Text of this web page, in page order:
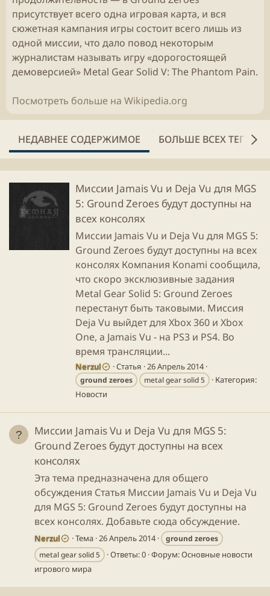
присутствует всего одна игровая карта, и вся
сюжетная кампания игры состоит всего лишь из
одной миссии, что дало повод некоторым
журналистам называть игру «дорогостоящей
демоверсией» Metal Gear Solid V: The Phantom Pain.
Посмотреть больше на Wikipedia.org
НЕДАВНЕЕ СОДЕРЖИМОЕ БОЛЬШЕ ВСЕХ ТЕГОВ
Миссии Jamais Vu и Deja Vu для MGS
5: Ground Zeroes будут доступны на
всех консолях
Миссии Jamais Vu и Deja Vu для MGS 5:
Ground Zeroes будут доступны на всех
консолях Компания Konami сообщила,
что скоро эксклюзивные задания
Metal Gear Solid 5: Ground Zeroes
перестанут быть таковыми. Миссия
Deja Vu выйдет для Xbox 360 и Xbox
One, а Jamais Vu - на PS3 и PS4. Во
время трансляции...
Nerzul Статья 26 Апрель 2014
ground zeroes metal gear solid 5
Категория:
Новости
Миссии Jamais Vu и Deja Vu для MGS 5:
Ground Zeroes будут доступны на всех
консолях
Эта тема предназначена для общего
обсуждения Статья Миссии Jamais Vu и Deja Vu
для MGS 5: Ground Zeroes будут доступны на
всех консолях. Добавьте сюда обсуждение.
Nerzul Тема 26 Апрель 2014 ground zeroes
metal gear solid 5
Ответы: 0 Форум:Основные новости
игрового мира